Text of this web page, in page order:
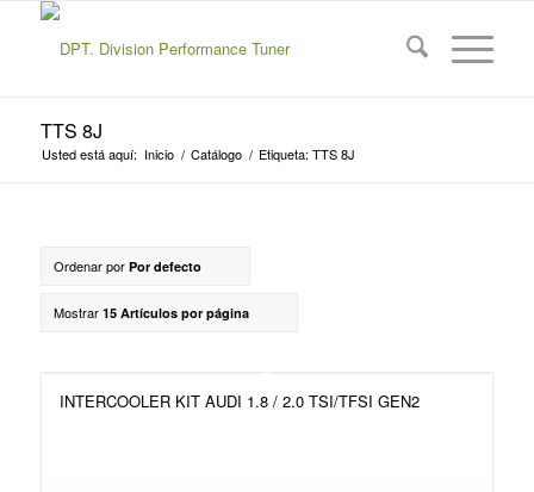
TTS 8J
Usted está aquí: Inicio / Catálogo / Etiqueta: TTS 8J
Ordenar por Por defecto
Mostrar 15 Artículos por página
INTERCOOLER KIT AUDI 1.8 / 2.0 TSI/TFSI GEN2